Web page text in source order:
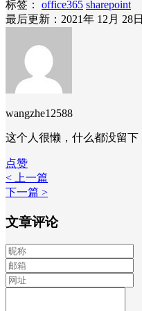
标签： office365 sharepoint
最后更新：2021年 12月 28日
wangzhe12588
这个人很懒，什么都没留下
点赞
< 上一篇
下一篇 >
文章评论